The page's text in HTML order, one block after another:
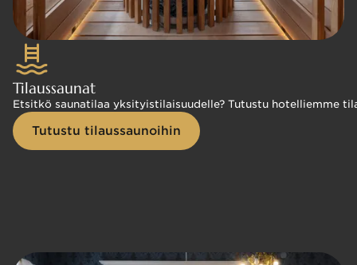
Tilaussaunat
Etsitkö saunatilaa yksityistilaisuudelle? Tutustu hotelliemme
Tutustu tilaussaunoihin